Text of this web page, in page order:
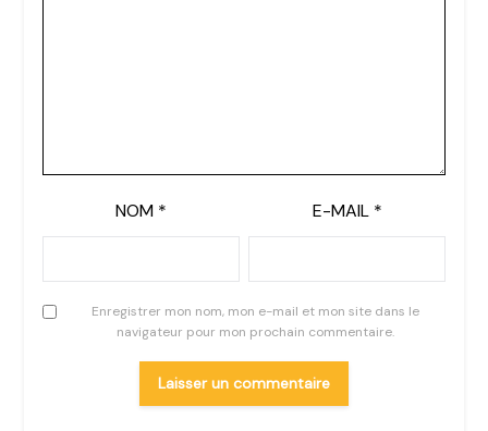
NOM * E-MAIL *
Enregistrer mon nom, mon e-mail et mon site dans le
navigateur pour mon prochain commentaire.